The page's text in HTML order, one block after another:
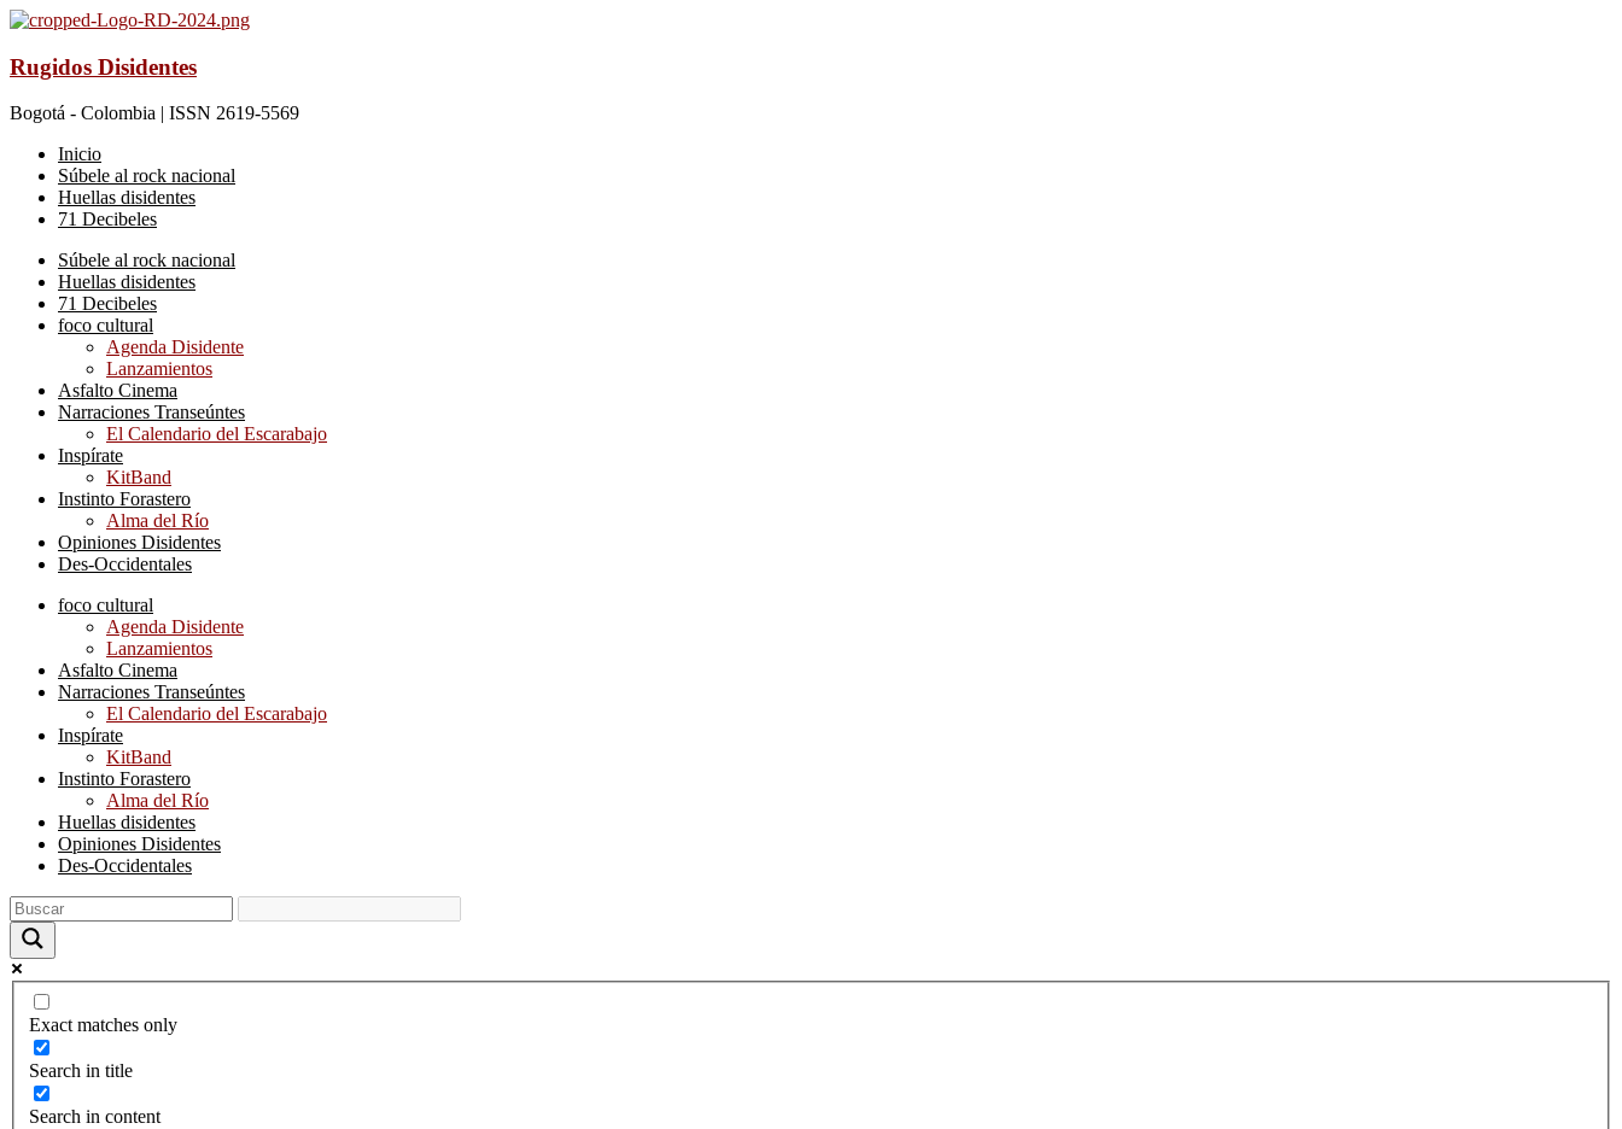
Rugidos Disidentes
Bogotá - Colombia | ISSN 2619-5569
Inicio
Súbele al rock nacional
Huellas disidentes
71 Decibeles
Súbele al rock nacional
Huellas disidentes
71 Decibeles
foco cultural
Agenda Disidente
Lanzamientos
Asfalto Cinema
Narraciones Transeúntes
El Calendario del Escarabajo
Inspírate
KitBand
Instinto Forastero
Alma del Río
Opiniones Disidentes
Des-Occidentales
foco cultural
Agenda Disidente
Lanzamientos
Asfalto Cinema
Narraciones Transeúntes
El Calendario del Escarabajo
Inspírate
KitBand
Instinto Forastero
Alma del Río
Huellas disidentes
Opiniones Disidentes
Des-Occidentales
Exact matches only
Search in title
Search in content